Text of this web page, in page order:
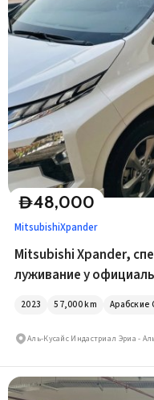
D48,000
MitsubishiXpander
Mitsubishi Xpander,
луживание у
2023 57,000km Арабские
Аль-Кусайс Индастриал Эриа -